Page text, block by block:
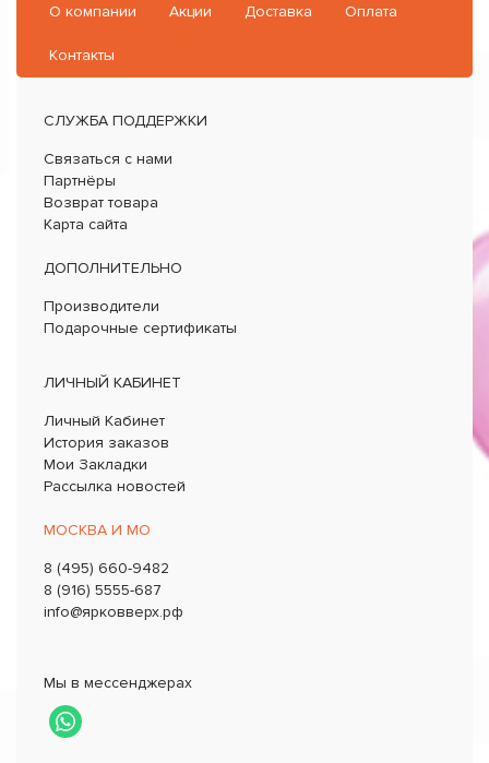
О компании Акции Доставка Оплата
Контакты
СЛУЖБА ПОДДЕРЖКИ
Связаться с нами
Партнёры
Возврат товара
Карта сайта
ДОПОЛНИТЕЛЬНО
Производители
Подарочные сертификаты
ЛИЧНЫЙ КАБИНЕТ
Личный Кабинет
История заказов
Мои Закладки
Рассылка новостей
МОСКВА И МО
8 (495) 660-9482
8 (916) 5555-687
info@ярковверх.рф
Мы в мессенджерах